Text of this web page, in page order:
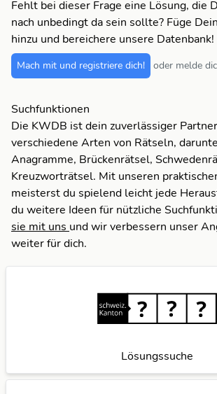
Fehlt bei dieser Frage eine Lösung, die
nach unbedingt da sein sollte? Füge
hinzu und bereichere unsere Datenbank!
Mach mit und registriere dich! oder melde
Suchfunktionen
Die KWDB ist dein zuverlässiger
verschiedene Arten von Rätseln,
Anagramme, Brückenrätsel,
Kreuzworträtsel. Mit unseren
meisterst du spielend leicht jede
du weitere Ideen für nützliche
sie mit uns und wir verbessern unser
weiter für dich.
Lösungssuche